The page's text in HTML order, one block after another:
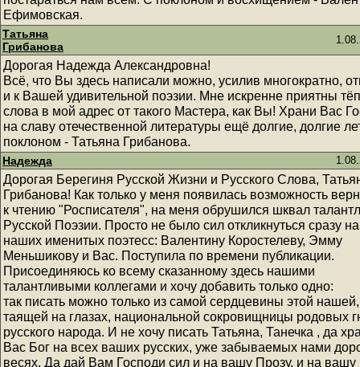
Ефимовская.
Татьяна
Грибанова
Дорогая Надежда Александровна!
Всё, что Вы здесь написали можно, усилив многократно,
и к Вашей удивительной поэзии. Мне искренне приятны
слова в мой адрес от такого Мастера, как Вы! Храни Вас
на славу отечественной литературы ещё долгие, долгие
поклоном - Татьяна Грибанова.
Надежда
Дорогая Берегиня Русской Жизни и Русского Слова,
Грибанова! Как только у меня появилась возможность
к чтению "Росписателя", на меня обрушился шквал
Русской Поэзии. Просто не было сил откликнуться сразу
наших именитых поэтесс: Валентину Коростелеву, Эмму
Меньшикову и Вас. Поступила по времени публикации.
Присоединяюсь ко всему сказанному здесь нашими
талантливыми коллегами и хочу добавить только одно:
так писать можно только из самой сердцевины этой нашей,
таящей на глазах, национальной сокровищницы родовых
русского народа. И не хочу писать Татьяна, Танечка , да
Вас Бог на всех ваших русских, уже забываемых нами
весях. Да дай Вам Господи сил и на вашу Прозу, и на вашу